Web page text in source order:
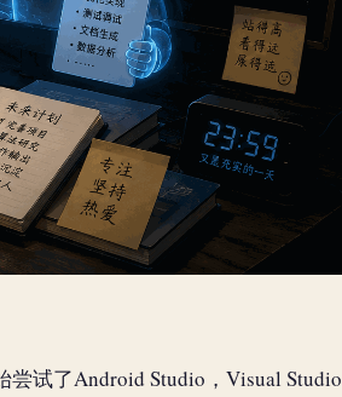
试了Android Studio，Visual Studio